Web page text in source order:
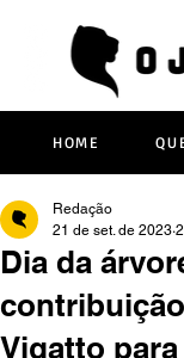
HOME
Dia da
Vigatto
Redação
21 de set. de 2023